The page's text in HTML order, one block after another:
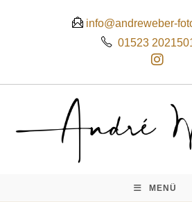
info@andreweber-
01523
MENÜ